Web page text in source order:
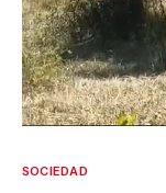
SOCIEDAD